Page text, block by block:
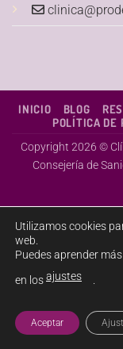
INICIO BLOG
POLÍTICA DE
Copyright 2026 ©
Consejería de
Utilizamos cookies
web.
Puedes aprender
en losajustes .
Aceptar